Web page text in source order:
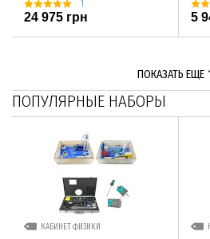
1
24 975 грн 5
ПОКАЗАТЬ ЕЩЕ
ПОПУЛЯРНЫЕ НАБОРЫ
КАБИНЕТ ФИЗИКИ